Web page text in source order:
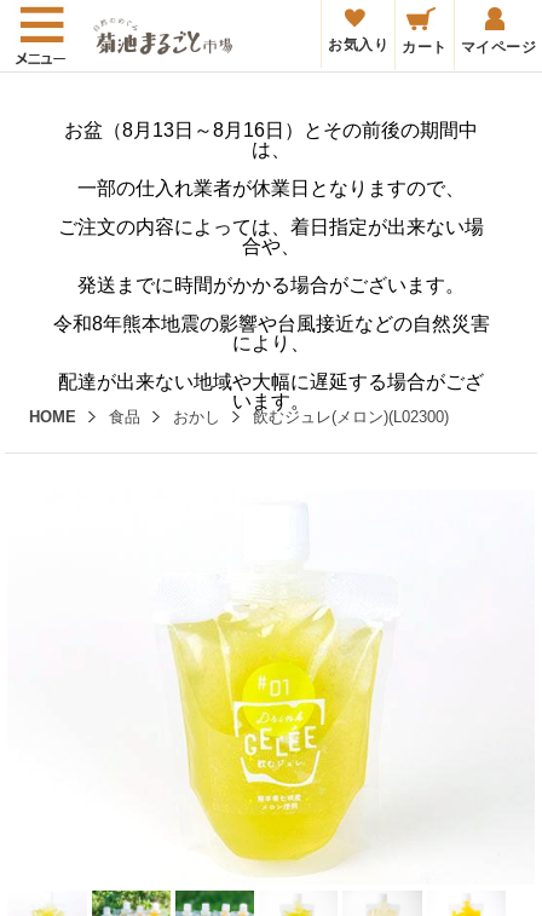
お気入り カート マイページ
お盆（8月13日～8月16日）とその前後の期間中
は、
一部の仕入れ業者が休業日となりますので、
ご注文の内容によっては、着日指定が出来ない場
合や、
発送までに時間がかかる場合がございます。
令和8年熊本地震の影響や台風接近などの自然災害
により、
配達が出来ない地域や大幅に遅延する場合がござ
います。
HOME 食品 おかし 飲むジュレ(メロン)(L02300)